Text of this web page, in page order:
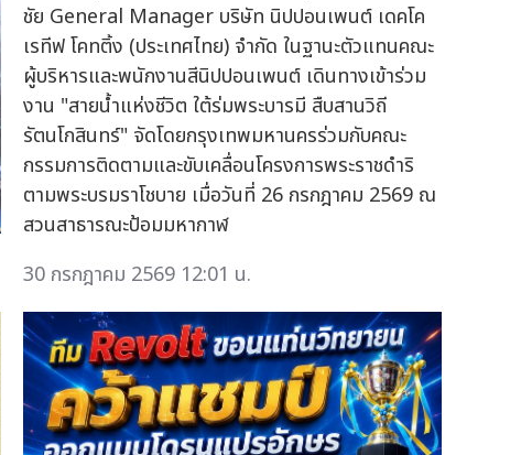
ชัย General Manager บริษัท นิปปอนเพนต์ เดคโค
เรทีฟ โคทติ้ง (ประเทศไทย) จำกัด ในฐานะตัวแทนคณะ
ผู้บริหารและพนักงานสีนิปปอนเพนต์ เดินทางเข้าร่วม
งาน "สายน้ำแห่งชีวิต ใต้ร่มพระบารมี สืบสานวิถี
รัตนโกสินทร์" จัดโดยกรุงเทพมหานครร่วมกับคณะ
กรรมการติดตามและขับเคลื่อนโครงการพระราชดำริ
ตามพระบรมราโชบาย เมื่อวันที่ 26 กรกฎาคม 2569 ณ
สวนสาธารณะป้อมมหากาฬ
30 กรกฎาคม 2569 12:01 น.